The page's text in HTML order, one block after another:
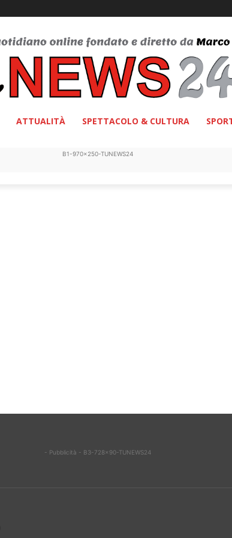
ATTUALITÀ SPETTACOLO & CULTURA
B1-970x250-TUNEWS24
- Pubblicità - B3-728x90-TUNEWS24